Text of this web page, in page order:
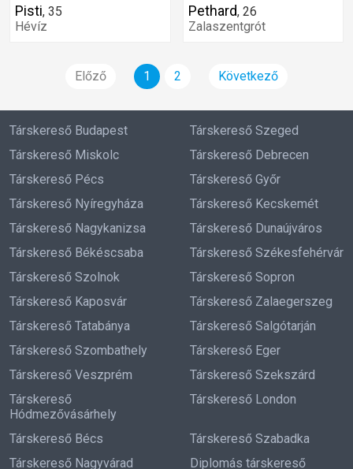
Pisti, 35
Hévíz
Pethard, 26
Zalaszentgrót
Előző 1 2 Következő
Társkereső Budapest
Társkereső Szeged
Társkereső Miskolc
Társkereső Debrecen
Társkereső Pécs
Társkereső Győr
Társkereső Nyíregyháza
Társkereső Kecskemét
Társkereső Nagykanizsa
Társkereső Dunaújváros
Társkereső Békéscsaba
Társkereső Székesfehérvár
Társkereső Szolnok
Társkereső Sopron
Társkereső Kaposvár
Társkereső Zalaegerszeg
Társkereső Tatabánya
Társkereső Salgótarján
Társkereső Szombathely
Társkereső Eger
Társkereső Veszprém
Társkereső Szekszárd
Társkereső
Hódmezővásárhely
Társkereső London
Társkereső Bécs
Társkereső Szabadka
Társkereső Nagyvárad
Diplomás társkereső